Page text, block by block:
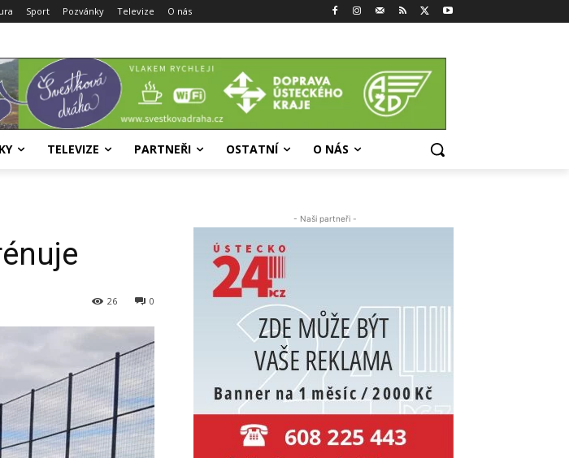
Sport Pozvánky Televize O nás
TELEVIZE PARTNEŘI OSTATNÍ O NÁS
0
26
- Naši partneři -